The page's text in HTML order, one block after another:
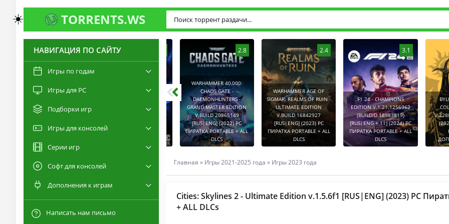
TORRENTS.WS
НАВИГАЦИЯ ПО САЙТУ
Игры по годам
Игры для PC
Подборки игр
Игры для консолей
Серии игр
Софт для консолей
Дополнения к играм
Написать нам письмо
3.0
RESIDENT EVIL 9:
REQUIEM - DELUXE
EDITION V.BUILD
(2026) PC ПИРАТКА
[RUS|ENG] (2026) PC
2.8
WARHAMMER 40,000:
CHAOS GATE -
DAEMONHUNTERS -
GRAND MASTER EDITION
V.BUILD 20865149
[RUS|ENG] (2022) PC
ПИРАТКА PORTABLE + ALL
DLCS
2.4
WARHAMMER AGE OF
SIGMAR: REALMS OF RUIN -
ULTIMATE EDITION
V.BUILD 16842927
[RUS|ENG] (2023) PC
ПИРАТКА PORTABLE + ALL
3.1
F1 24 - CHAMPIONS
EDITION V.1.21.1256962
(BUILDID 18983819)
[RUS|ENG + 11] (2024) PC
ПИРАТКА PORTABLE + ALL
(2026)
Главная » Игры 2021-2025 года » Игры 2023 года
Cities: Skylines 2 - Ultimate Edition v.1.5.6f1 [RUS|ENG] (2023) PC
+ ALL DLCs
☀️